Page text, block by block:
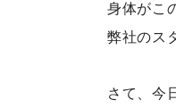
身体がこ
弊社のス
さて、今